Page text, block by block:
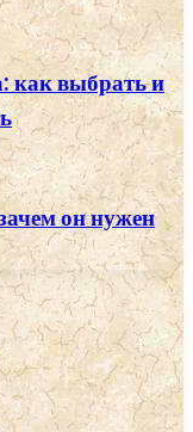
как выбрать и
он нужен